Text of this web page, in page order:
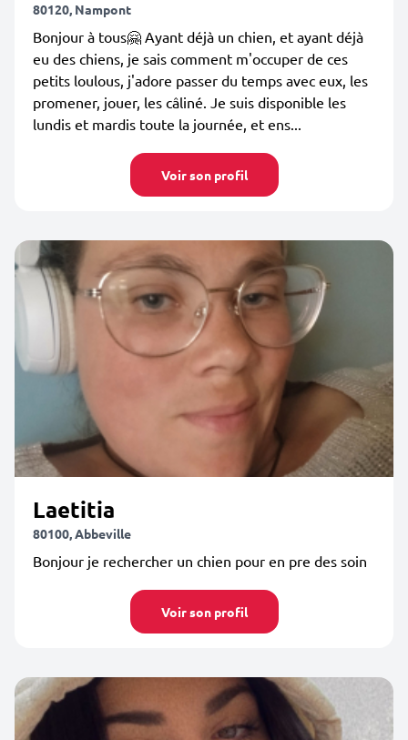
80120, Nampont
Bonjour à tous🤗 Ayant déjà un chien, et ayant déjà
eu des chiens, je sais comment m'occuper de ces
petits loulous, j'adore passer du temps avec eux, les
promener, jouer, les câliné. Je suis disponible les
lundis et mardis toute la journée, et ens...
Voir son profil
Laetitia
80100, Abbeville
Bonjour je rechercher un chien pour en pre des soin
Voir son profil